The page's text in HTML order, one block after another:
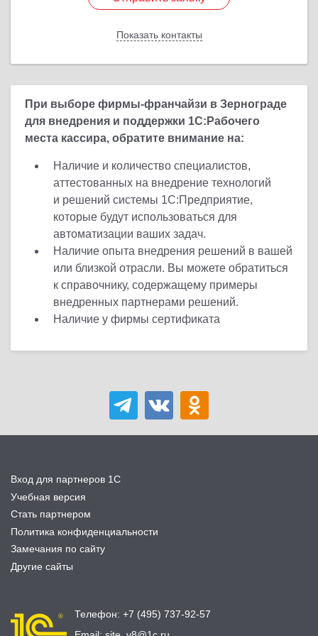
Показать контакты
Назад
При выборе фирмы-франчайзи в Зернограде
для внедрения и поддержки 1С:Рабочего
места кассира, обратите внимание на:
Наличие и количество специалистов,
аттестованных на внедрение технологий
и решений системы 1С:Предприятие,
которые будут использоваться для
автоматизации ваших задач.
Наличие опыта внедрения решений в вашей
или близкой отрасли. Вы можете обратиться
к справочнику, содержащему примеры
внедренных партнерами решений.
Наличие у фирмы сертификата
Вход для партнеров 1С
Учебная версия
Стать партнером
Политика конфиденциальности
Замечания по сайту
Другие сайты
Телефон: +7 (495) 737-92-57